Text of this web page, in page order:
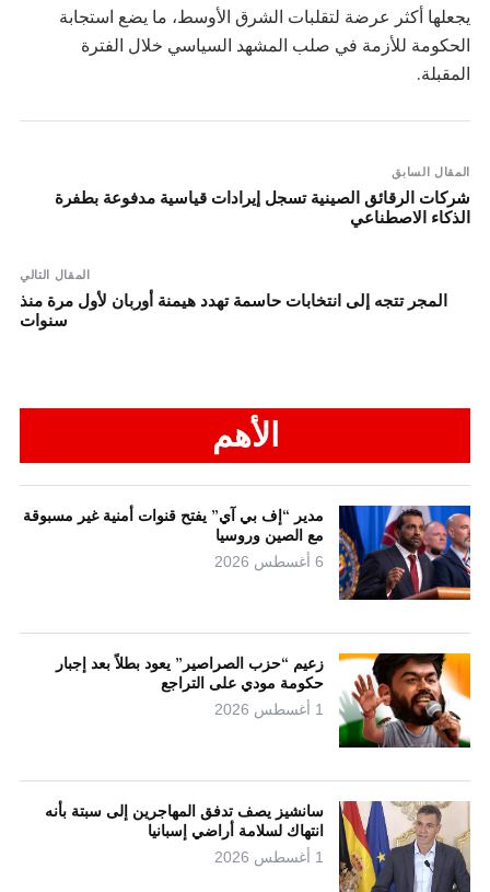
يجعلها أكثر عرضة لتقلبات الشرق الأوسط، ما يضع استجابة
الحكومة للأزمة في صلب المشهد السياسي خلال الفترة
المقبلة.
المقال السابق
شركات الرقائق الصينية تسجل إيرادات قياسية مدفوعة بطفرة
الذكاء الاصطناعي
المقال التالي
المجر تتجه إلى انتخابات حاسمة تهدد هيمنة أوربان لأول مرة منذ
سنوات
الأهم
مدير “إف بي آي” يفتح قنوات أمنية غير مسبوقة
مع الصين وروسيا
6 أغسطس 2026
زعيم “حزب الصراصير” يعود بطلاً بعد إجبار
حكومة مودي على التراجع
1 أغسطس 2026
سانشيز يصف تدفق المهاجرين إلى سبتة بأنه
انتهاك لسلامة أراضي إسبانيا
1 أغسطس 2026